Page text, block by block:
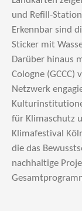
und Refill-
Erkennbar sind
Sticker mit
Darüber hinaus
Cologne
Netzwerk
für Klimaschutz
Klimafestival
die das
nachhaltige